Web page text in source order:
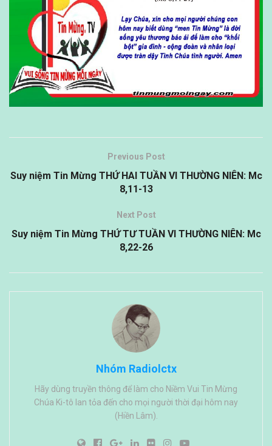
Previous Post
Suy niệm Tin Mừng THỨ HAI TUẦN VI THƯỜNG NIÊN: Mc
8,11-13
Next Post
Suy niệm Tin Mừng THỨ TƯ TUẦN VI THƯỜNG NIÊN: Mc
8,22-26
Nhóm Radiolctx
Hãy dùng truyền thông để làm cho Niềm Vui Tin Mừng
Chúa Ki-tô lan tỏa đến cho mọi người thời đại hôm nay
(Hiền Lâm).